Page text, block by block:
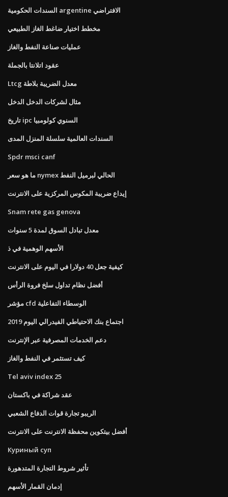
السندات الحكومية argentine الافتراضي
مخطط اختيار ضاغط الغاز الطبيعي
عمليات صناعة النفط والغاز
عقود اتلانتا بالجملة
Ltcg معدل الضريبة بلاطة
مثال لشركات الدخل الدخل
تاريخ ipc السنوي كولومبيا
السندات العالمية سلسلة المنزل المدى
Spdr msci canf
ما هو سعر nymex الحالي لبرميل النفط
إيداع ضريبة المكوس المركزية على الانترنت
Snam rete gas genova
معدل تبادل السوق لمدة 5 سنوات
الأسهم الوهمية في ذ
كيفية جعل 40 دولارا في اليوم على الانترنت
أفضل نظام تداول سلخ فروة الرأس
مؤشر cfd الوسطاء التفاعلية
اجتماع بنك الاحتياطي الفيدرالي اليوم 2019
دعم الخدمات المصرفية عبر الإنترنت
كيف تستثمر في النفط والغاز
Tel aviv index 25
عقد شراكة في باكستان
الريبو تجارة قوات الدفاع الشعبي
أفضل بيتكوين محفظة الانترنت على الانترنت
Куриный суп
تأثير شروط التجارة المتدهورة
إدمان القمار الأسهم